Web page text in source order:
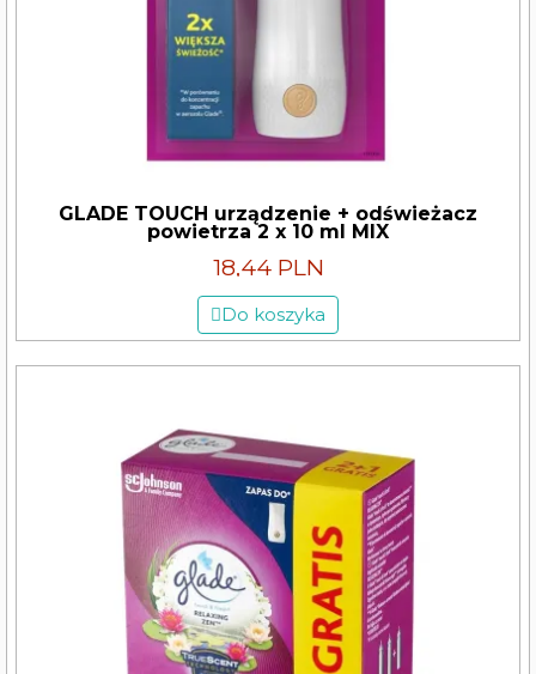
GLADE TOUCH urządzenie + odświeżacz
powietrza 2 x 10 ml MIX
18,44 PLN
Do koszyka